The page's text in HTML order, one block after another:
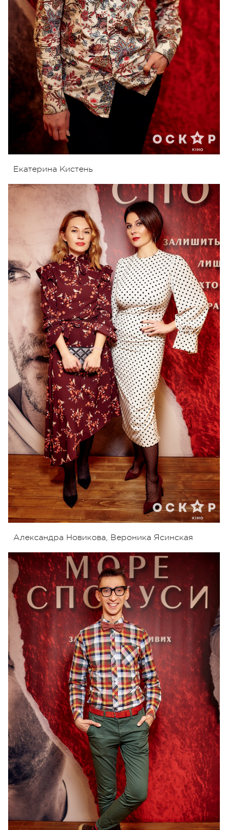
Екатерина Кистень
Александра Новикова, Вероника Ясинская